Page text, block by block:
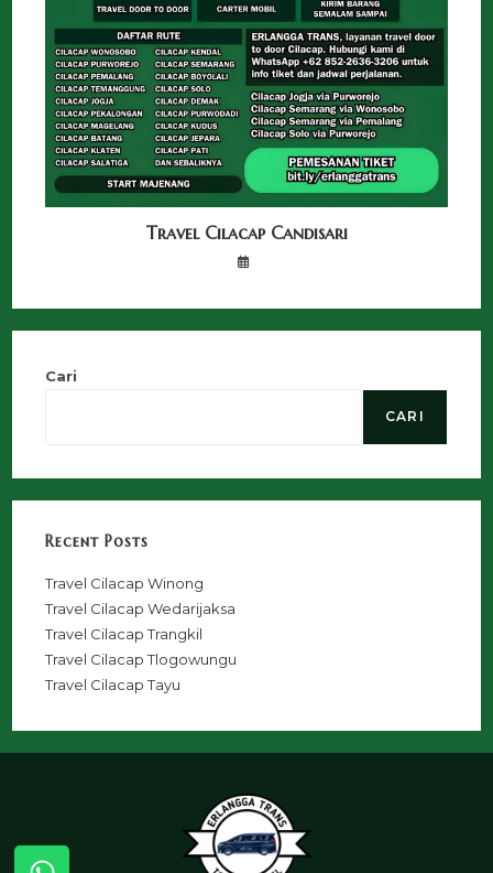
Travel Cilacap Candisari
Cari
CARI
Recent Posts
Travel Cilacap Winong
Travel Cilacap Wedarijaksa
Travel Cilacap Trangkil
Travel Cilacap Tlogowungu
Travel Cilacap Tayu